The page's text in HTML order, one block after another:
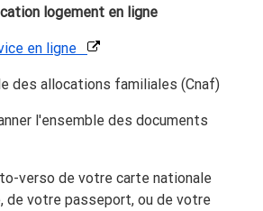
logement en ligne
en ligne
des allocations familiales (Cnaf)
l'ensemble des documents
verso de votre carte nationale
de votre passeport, ou de votre